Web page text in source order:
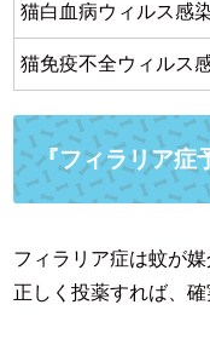
猫白血病ウィルス感
猫免疫不全ウィルス
『フィラリア症
フィラリア症は蚊が媒
正しく投薬すれば、